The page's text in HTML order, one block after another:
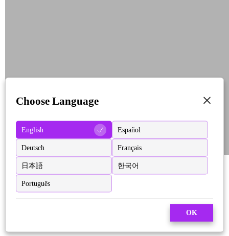
Choose Language
English Español
Deutsch Français
日本語 한국어
Português
OK